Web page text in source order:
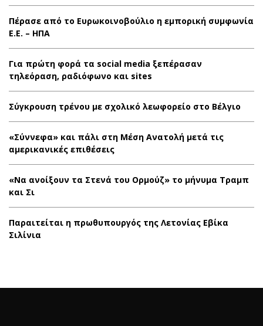
Πέρασε από το Ευρωκοινοβούλιο η εμπορική συμφωνία
Ε.Ε. – ΗΠΑ
Για πρώτη φορά τα social media ξεπέρασαν
τηλεόραση, ραδιόφωνο και sites
Σύγκρουση τρένου με σχολικό λεωφορείο στο Βέλγιο
«Σύννεφα» και πάλι στη Μέση Ανατολή μετά τις
αμερικανικές επιθέσεις
«Να ανοίξουν τα Στενά του Ορμούζ» το μήνυμα Τραμπ
και Σι
Παραιτείται η πρωθυπουργός της Λετονίας Εβίκα
Σιλίνια